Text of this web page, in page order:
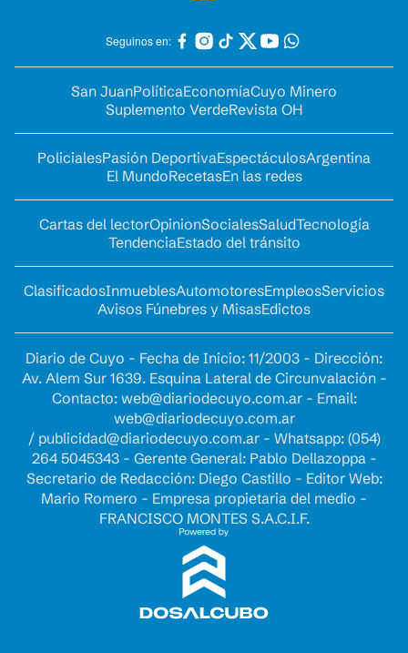
Seguinos en:
San JuanPolíticaEconomíaCuyo Minero
Suplemento VerdeRevista OH
PolicialesPasión DeportivaEspectáculosArgentina
El MundoRecetasEn las redes
Cartas del lectorOpinionSocialesSaludTecnología
TendenciaEstado del tránsito
ClasificadosInmueblesAutomotoresEmpleosServicios
Avisos Fúnebres y MisasEdictos
Diario de Cuyo - Fecha de Inicio: 11/2003 - Dirección:
Av. Alem Sur 1639. Esquina Lateral de Circunvalación -
Contacto: web@diariodecuyo.com.ar- Email:
web@diariodecuyo.com.ar
/ publicidad@diariodecuyo.com.ar- Whatsapp: (054)
264 5045343 - Gerente General: Pablo Dellazoppa -
Secretario de Redacción: Diego Castillo - Editor Web:
Mario Romero - Empresa propietaria del medio -
FRANCISCO MONTES S.A.C.I.F.